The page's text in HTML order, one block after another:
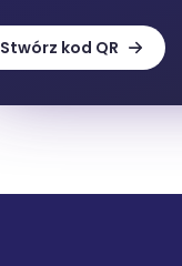
Stwórz kod QR